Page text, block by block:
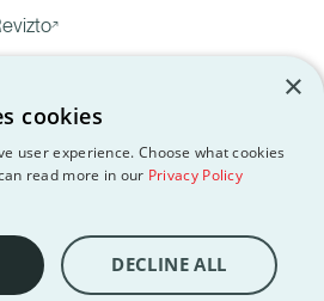
data processing
API
Inhaber.
×
cookies
user experience. Choose what cookies
read more in our Privacy Policy
DECLINE ALL